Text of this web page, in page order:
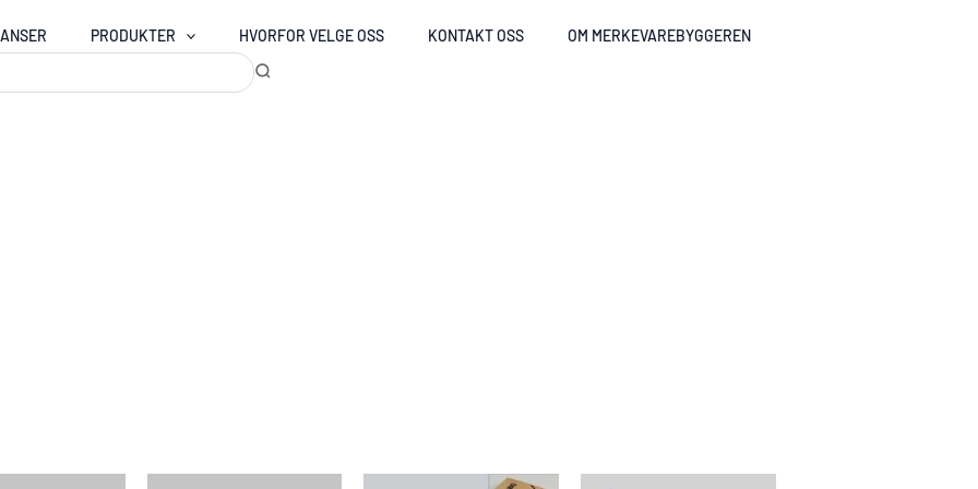
PRODUKTER HVORFOR VELGE OSS KONTAKT OSS OM MERKEVAREBYGGEREN